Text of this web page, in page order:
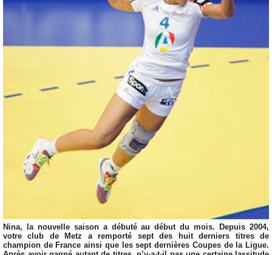
Nina, la nouvelle saison a débuté au début du mois. Depuis 2004,
votre club de Metz a remporté sept des huit derniers titres de
champion de France ainsi que les sept dernières Coupes de la Ligue.